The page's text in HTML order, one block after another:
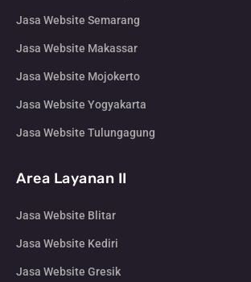
Jasa Website Semarang
Jasa Website Makassar
Jasa Website Mojokerto
Jasa Website Yogyakarta
Jasa Website Tulungagung
Area Layanan II
Jasa Website Blitar
Jasa Website Kediri
Jasa Website Gresik